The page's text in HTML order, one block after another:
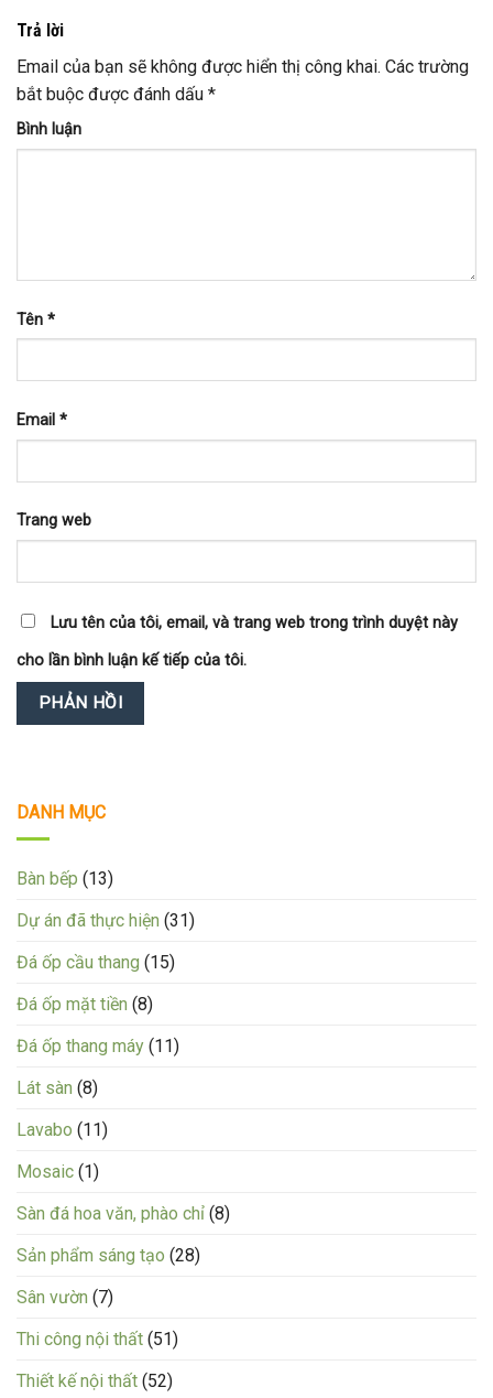
Trả lời
Email của bạn sẽ không được hiển thị công khai. Các trường
bắt buộc được đánh dấu *
Bình luận
Tên *
Email *
Trang web
Lưu tên của tôi, email, và trang web trong trình duyệt này
cho lần bình luận kế tiếp của tôi.
DANH MỤC
Bàn bếp (13)
Dự án đã thực hiện (31)
Đá ốp cầu thang (15)
Đá ốp mặt tiền (8)
Đá ốp thang máy (11)
Lát sàn (8)
Lavabo (11)
Mosaic (1)
Sàn đá hoa văn, phào chỉ (8)
Sản phẩm sáng tạo (28)
Sân vườn (7)
Thi công nội thất (51)
Thiết kế nội thất (52)